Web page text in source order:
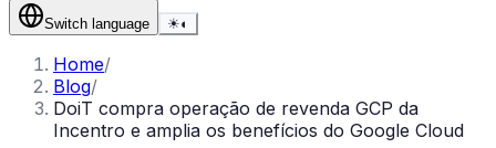
Switch language ☀◐
Home/
Blog/
DoiT compra operação de revenda GCP da
Incentro e amplia os benefícios do Google Cloud